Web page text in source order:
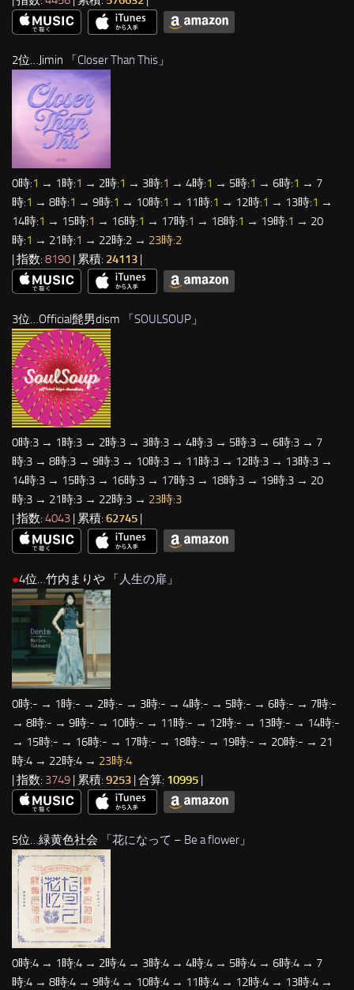
2位…Jimin 「Closer Than This 」
0時:1 → 1時:1 → 2時:1 → 3時:1 → 4時:1 → 5時:1 → 6時:1 → 7
時:1 → 8時:1 → 9時:1 → 10時:1 → 11時:1 → 12時:1 → 13時:1 →
14時:1 → 15時:1 → 16時:1 → 17時:1 → 18時:1 → 19時:1 → 20
時:1 → 21時:1 → 22時:2 → 23時:2
| 指数: 8190 | 累積: 24113 |
3位…Official髭男dism 「 SOULSOUP 」
0時:3 → 1時:3 → 2時:3 → 3時:3 → 4時:3 → 5時:3 → 6時:3 → 7
時:3 → 8時:3 → 9時:3 → 10時:3 → 11時:3 → 12時:3 → 13時:3 →
14時:3 → 15時:3 → 16時:3 → 17時:3 → 18時:3 → 19時:3 → 20
時:3 → 21時:3 → 22時:3 → 23時:3
| 指数: 4043 | 累積: 62745
●4位…竹内まりや 「人生の扉 」
0時:- → 1時:- → 2時:- → 3時:- → 4時:- → 5時:- → 6時:- → 7時:-
→ 8時:- → 9時:- → 10時:- → 11時:- → 12時:- → 13時:- → 14時:-
→ 15時:- → 16時:- → 17時:- → 18時:- → 19時:- → 20時:- → 21
時:4 → 22時:4 → 23時:4
| 指数: 3749 | 累積: 9253 | 合算: 10995 |
5位…緑黄色社会 「花になって – Be a flower 」
0時:4 → 1時:4 → 2時:4 → 3時:4 → 4時:4 → 5時:4 → 6時:4 → 7
時:4 → 8時:4 → 9時:4 → 10時:4 → 11時:4 → 12時:4 → 13時:4 →